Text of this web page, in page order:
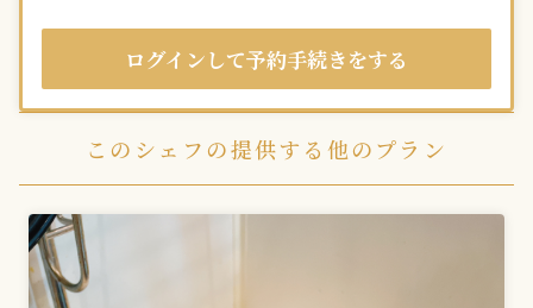
ログインして予約手続きをする
このシェフの提供する他のプラン